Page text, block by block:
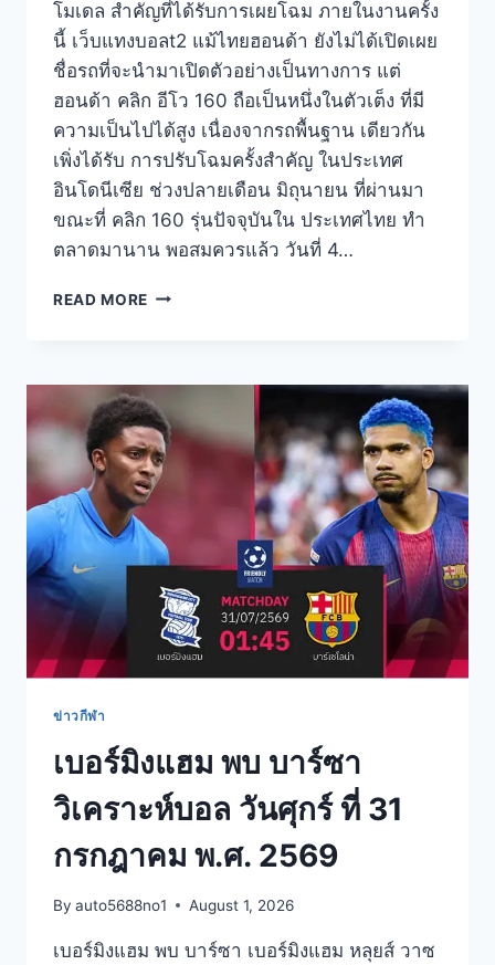
โมเดล สำคัญที่ได้รับการเผยโฉม ภายในงานครั้ง
นี้ เว็บแทงบอลt2 แม้ไทยฮอนด้า ยังไม่ได้เปิดเผย
ชื่อรถที่จะนำมาเปิดตัวอย่างเป็นทางการ แต่
ฮอนด้า คลิก อีโว 160 ถือเป็นหนึ่งในตัวเต็ง ที่มี
ความเป็นไปได้สูง เนื่องจากรถพื้นฐาน เดียวกัน
เพิ่งได้รับ การปรับโฉมครั้งสำคัญ ในประเทศ
อินโดนีเซีย ช่วงปลายเดือน มิถุนายน ที่ผ่านมา
ขณะที่ คลิก 160 รุ่นปัจจุบันใน ประเทศไทย ทำ
ตลาดมานาน พอสมควรแล้ว วันที่ 4…
READ MORE
ข่าวกีฬา
เบอร์มิงแฮม พบ บาร์ซา
วิเคราะห์บอล วันศุกร์ ที่ 31
กรกฎาคม พ.ศ. 2569
By auto5688no1 August 1, 2026
เบอร์มิงแฮม พบ บาร์ซา เบอร์มิงแฮม หลุยส์ วาซ